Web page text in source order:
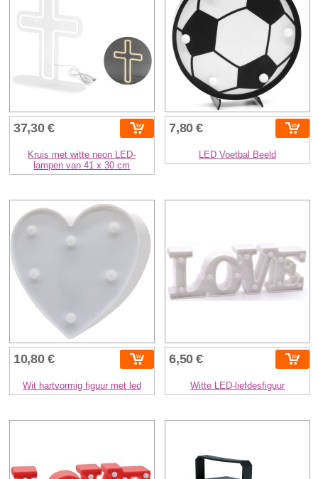
37,30 €
Kruis met witte neon LED-
lampen van 41 x 30 cm
7,80 €
LED Voetbal Beeld
10,80 €
Wit hartvormig figuur met led
6,50 €
Witte LED-liefdesfiguur